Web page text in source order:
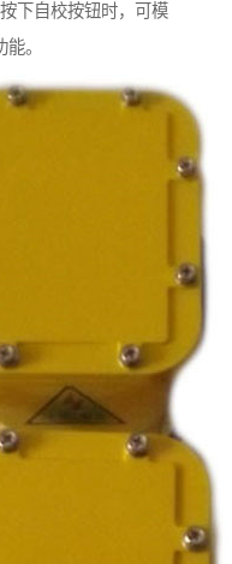
下自校按钮时，可模
。